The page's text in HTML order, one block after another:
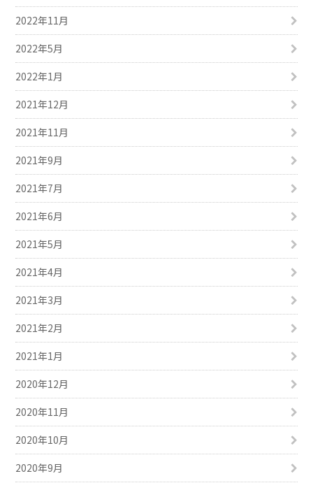
2022年11月
2022年5月
2022年1月
2021年12月
2021年11月
2021年9月
2021年7月
2021年6月
2021年5月
2021年4月
2021年3月
2021年2月
2021年1月
2020年12月
2020年11月
2020年10月
2020年9月